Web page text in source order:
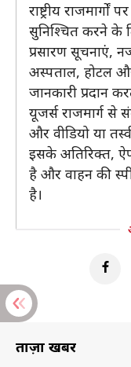
राष्ट्रीय राजमार्गों
सुनिश्चित करने के
प्रसारण सूचनाएं,
अस्पताल, होटल
जानकारी प्रदान
यूजर्स राजमार्ग से
और वीडियो या
इसके अतिरिक्त,
है और वाहन की
है।
ताज़ा खबरें